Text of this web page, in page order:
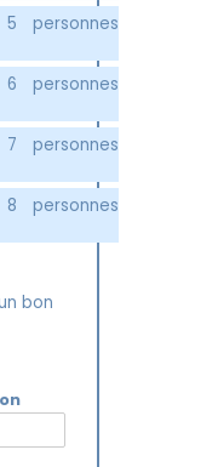
personnes
personnes
personnes
personnes
bon